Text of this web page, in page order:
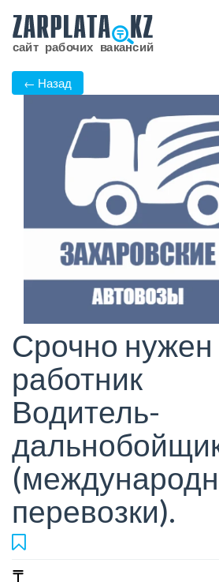
← Назад
Срочно нужен
работник
Водитель-
перевозки).